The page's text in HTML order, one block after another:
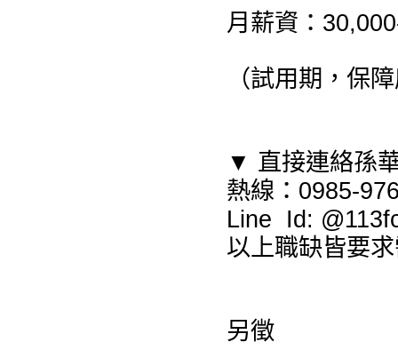
月薪資：
（試用期，保
▼ 直接連絡孫
熱線：0985-
Line Id:
以上職缺皆要
另徵